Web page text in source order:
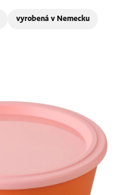
vyrobená v Nemecku